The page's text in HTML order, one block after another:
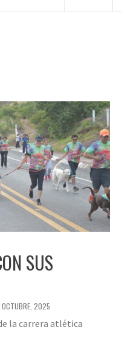
SUS
OCTUBRE, 2025
la carrera atlética